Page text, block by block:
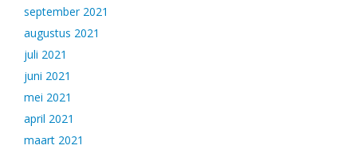
september 2021
augustus 2021
juli 2021
juni 2021
mei 2021
april 2021
maart 2021